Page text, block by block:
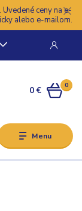
ceny na e-
alebo e-mailom.
Menu
0
0 €